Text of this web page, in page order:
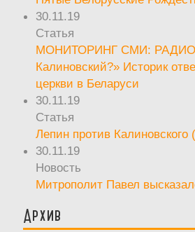
30.11.19
Статья
МОНИТОРИНГ СМИ: РАДИО
Калиновский?» Историк
церкви в Беларуси
30.11.19
Статья
Лепин против
30.11.19
Новость
Митрополит Павел
Архив